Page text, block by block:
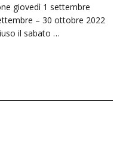
giovedì 1 settembre
– 30 ottobre 2022
il sabato …